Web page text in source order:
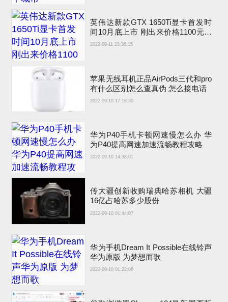
英伟达新款GTX 1650Ti显卡首发时
间10月底上市 刚出来价格1100元左
右
2022-09-11 23:36:15
苹果无线耳机正品AirPods三代和pro
有什么区别怎么查真伪 怎么接电话
2022-09-10 17:18:50
华为P40手机卡顿网速慢怎么办 华
为P40提高网速加速流畅教程攻略
2022-09-10 14:38:01
传大疆创新收购瑞典哈苏相机 大疆
16亿占哈苏多少股份
2022-09-10 01:44:07
华为手机Dream It Possible在线铃声
华为原版 为梦想而歌
2022-09-10 01:22:06